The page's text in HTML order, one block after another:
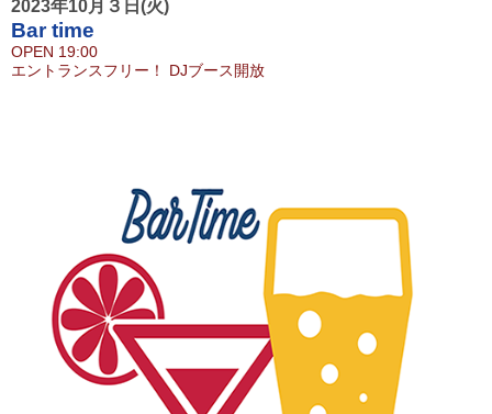
2023年10月３日(火)
Bar time
OPEN 19:00
エントランスフリー！ DJブース開放